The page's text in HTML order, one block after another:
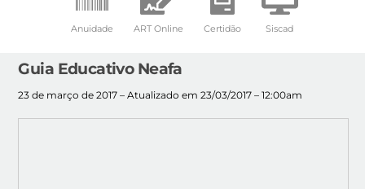
Anuidade ART Online Certidão Siscad
Guia Educativo Neafa
23 de março de 2017 – Atualizado em 23/03/2017 – 12:00am